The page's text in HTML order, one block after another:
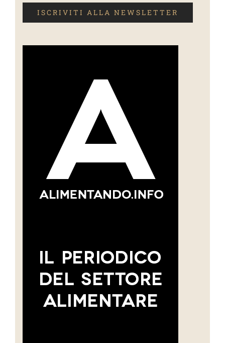
ISCRIVITI ALLA NEWSLETTER